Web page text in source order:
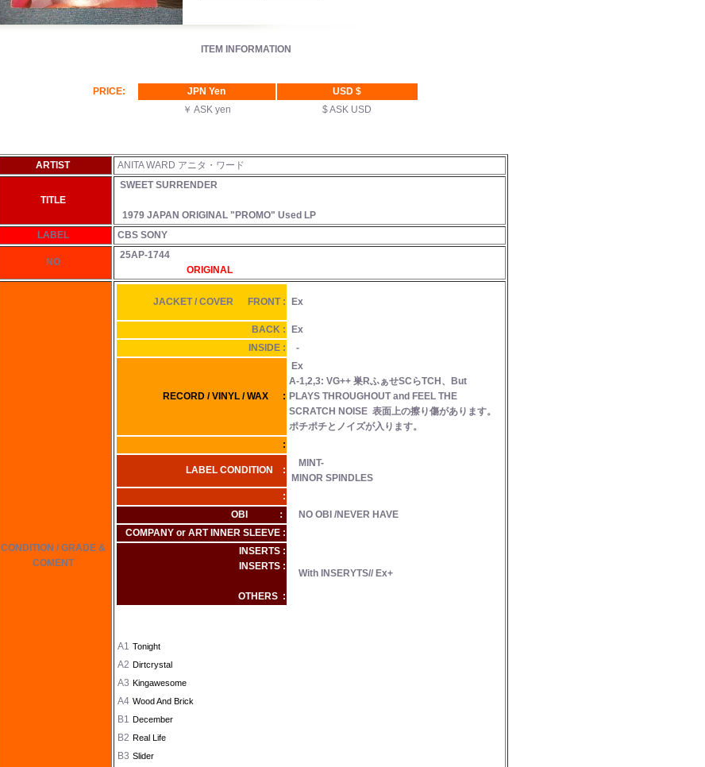
ITEM INFORMATION
PRICE: JPN Yen
USD $
￥ ASK yen
$ ASK USD
ARTIST ANITA WARD アニタ・ワード
TITLE
SWEET SURRENDER
1979 JAPAN ORIGINAL "PROMO" Used LP
LABEL
CBS SONY
NO
25AP-1744
ORIGINAL
CONDITION / GRADE &
COMENT
JACKET / COVER FRONT : Ex
BACK :
Ex
INSIDE :
-
RECORD / VINYL / WAX :
Ex
A-1,2,3: VG++ 巣RふぁせSCらTCH、But
PLAYS THROUGHOUT and FEEL THE
SCRATCH NOISE 表面上の擦り傷があります。
ポチポチとノイズが入ります。
:
LABEL CONDITION :
MINT-
MINOR SPINDLES
:
OBI ：
NO OBI /NEVER HAVE
COMPANY or ART INNER SLEEVE :
INSERTS :
INSERTS :
OTHERS :
With INSERYTS// Ex+
A1 Tonight
A2 Dirtcrystal
A3 Kingawesome
A4 Wood And Brick
B1 December
B2 Real Life
B3 Slider